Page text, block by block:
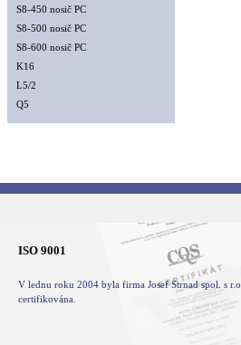
S8-450 nosič PC
S8-500 nosič PC
S8-600 nosič PC
K16
L5/2
Q5
ISO 9001
V lednu roku 2004 byla firma Josef Strnad spol. s r.o.
certifikována.